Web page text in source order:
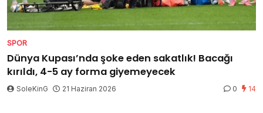
SPOR
Dünya Kupası’nda şoke eden sakatlık! Bacağı
kırıldı, 4-5 ay forma giyemeyecek
SoleKinG 21 Haziran 2026 0 14